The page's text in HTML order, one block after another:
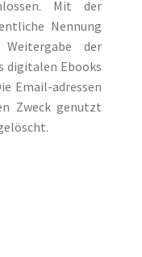
Mit der
Nennung
der
digitalen Ebooks
Email-adressen
Zweck genutzt